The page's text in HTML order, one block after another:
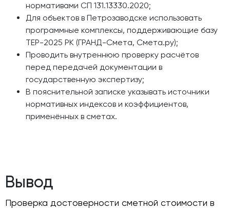
нормативами СП 131.13330.2020;
Для объектов в Петрозаводске использовать
программные комплексы, поддерживающие базу
ТЕР-2025 РК (ГРАНД-Смета, Смета.ру);
Проводить внутреннюю проверку расчётов
перед передачей документации в
государственную экспертизу;
В пояснительной записке указывать источники
нормативных индексов и коэффициентов,
применённых в сметах.
Вывод
Проверка достоверности сметной стоимости в